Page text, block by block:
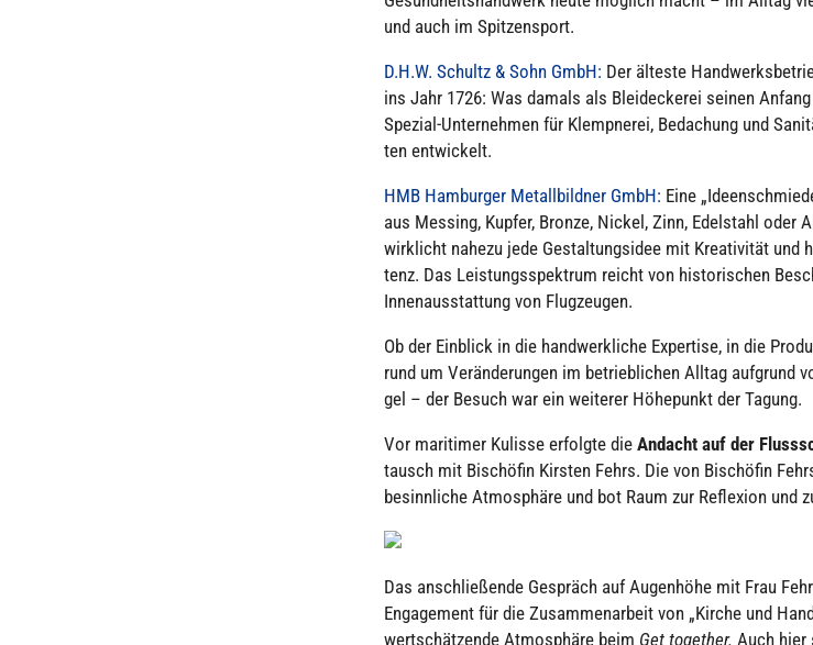
und auch im Spit­zen­sport.
D.H.W. Schultz & Sohn GmbH: Der älteste
ins Jahr 1726: Was damals als Blei­de­cke­rei seinen
Spezial-Unter­neh­men für Klemp­ne­rei, Beda­chung und
ten ent­wi­ckelt.
HMB Ham­bur­ger Metall­bild­ner GmbH: Eine
aus Messing, Kupfer, Bronze, Nickel, Zinn, Edel­stahl
wirk­licht nahezu jede Gestal­tungs­idee mit Krea­ti­vi­tät und
tenz. Das Leis­tungs­spek­trum reicht von his­to­ri­schen
Innen­aus­stat­tung von Flug­zeu­gen.
Ob der Einblick in die hand­werk­li­che Exper­tise, in die
rund um Ver­än­de­run­gen im betrieb­li­chen Alltag aufgrund
gel – der Besuch war ein weiterer Höhe­punkt der Tagung.
Vor mari­ti­mer Kulisse erfolgte dieAndacht auf der
tausch mit Bischö­fin Kirsten Fehrs. Die von Bischö­fin
besinn­li­che Atmo­sphäre und bot Raum zur Refle­xion und
Das anschlie­ßende Gespräch auf Augen­höhe mit Frau
Enga­ge­ment für die Zusam­men­ar­beit von „Kirche und
wert­schät­zende Atmo­sphäre beim Get together.Auch hier